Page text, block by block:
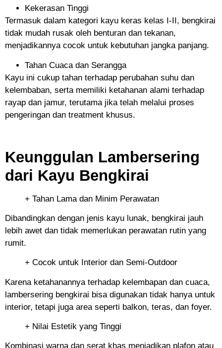
Kekerasan Tinggi
Termasuk dalam kategori kayu keras kelas I-II, bengkirai
tidak mudah rusak oleh benturan dan tekanan,
menjadikannya cocok untuk kebutuhan jangka panjang.
Tahan Cuaca dan Serangga
Kayu ini cukup tahan terhadap perubahan suhu dan
kelembaban, serta memiliki ketahanan alami terhadap
rayap dan jamur, terutama jika telah melalui proses
pengeringan dan treatment khusus.
Keunggulan Lambersering
dari Kayu Bengkirai
+ Tahan Lama dan Minim Perawatan
Dibandingkan dengan jenis kayu lunak, bengkirai jauh
lebih awet dan tidak memerlukan perawatan rutin yang
rumit.
+ Cocok untuk Interior dan Semi-Outdoor
Karena ketahanannya terhadap kelembapan dan cuaca,
lambersering bengkirai bisa digunakan tidak hanya untuk
interior, tetapi juga area seperti balkon, teras, dan foyer.
+ Nilai Estetik yang Tinggi
Kombinasi warna dan serat khas menjadikan plafon atau